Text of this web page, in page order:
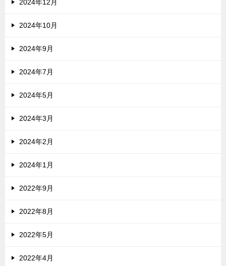
2024年12月
2024年10月
2024年9月
2024年7月
2024年5月
2024年3月
2024年2月
2024年1月
2022年9月
2022年8月
2022年5月
2022年4月